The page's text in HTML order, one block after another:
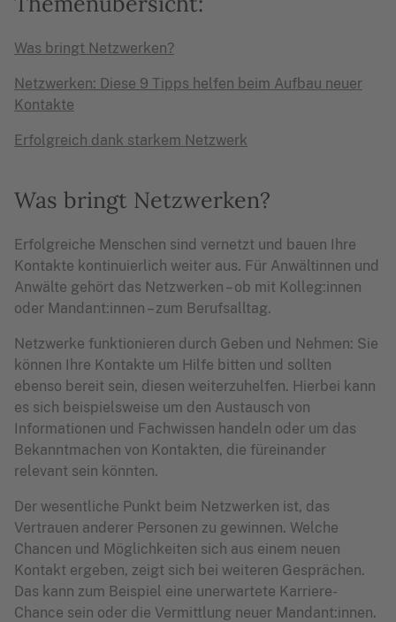
Was bringt Netzwerken?
Netzwerken: Diese 9 Tipps helfen beim Aufbau neuer
Kontakte
Erfolgreich dank starkem Netzwerk
Was bringt Netzwerken?
Erfolgreiche Menschen sind vernetzt und bauen Ihre
Kontakte kontinuierlich weiter aus. Für Anwältinnen und
Anwälte gehört das Netzwerken – ob mit Kolleg:innen
oder Mandant:innen – zum Berufsalltag.
Netzwerke funktionieren durch Geben und Nehmen: Sie
können Ihre Kontakte um Hilfe bitten und sollten
ebenso bereit sein, diesen weiterzuhelfen. Hierbei kann
es sich beispielsweise um den Austausch von
Informationen und Fachwissen handeln oder um das
Bekanntmachen von Kontakten, die füreinander
relevant sein könnten.
Der wesentliche Punkt beim Netzwerken ist, das
Vertrauen anderer Personen zu gewinnen. Welche
Chancen und Möglichkeiten sich aus einem neuen
Kontakt ergeben, zeigt sich bei weiteren Gesprächen.
Das kann zum Beispiel eine unerwartete Karriere-
Chance sein oder die Vermittlung neuer Mandant:innen.